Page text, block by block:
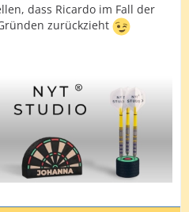
dass Ricardo im Fall der
zurückzieht